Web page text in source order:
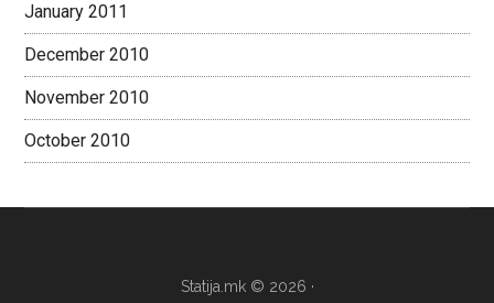
January 2011
December 2010
November 2010
October 2010
Statija.mk © 2026 ·